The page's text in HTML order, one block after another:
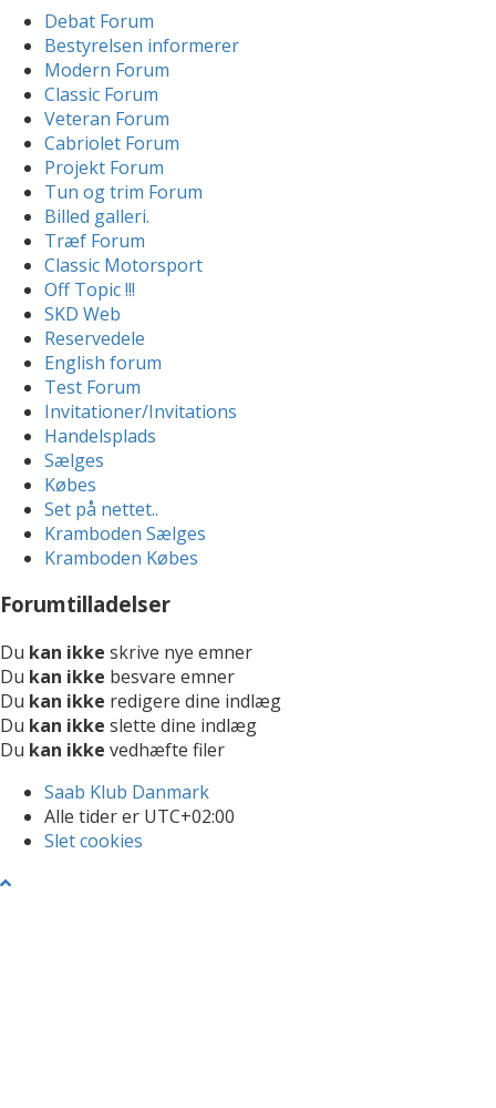
Debat Forum
Bestyrelsen informerer
Modern Forum
Classic Forum
Veteran Forum
Cabriolet Forum
Projekt Forum
Tun og trim Forum
Billed galleri.
Træf Forum
Classic Motorsport
Off Topic !!!
SKD Web
Reservedele
English forum
Test Forum
Invitationer/Invitations
Handelsplads
Sælges
Købes
Set på nettet..
Kramboden Sælges
Kramboden Købes
Forumtilladelser
Du kan ikke skrive nye emner
Du kan ikke besvare emner
Du kan ikke redigere dine indlæg
Du kan ikke slette dine indlæg
Du kan ikke vedhæfte filer
Saab Klub Danmark
Alle tider er UTC+02:00
Slet cookies